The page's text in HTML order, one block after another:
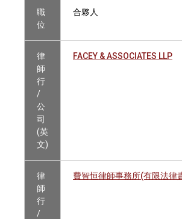
職
位
合夥人
律
師
行
/
公
司
(英
文)
FACEY & ASSOCIATES LLP
律
師
行
/
費智恒律師事務所(有限法律